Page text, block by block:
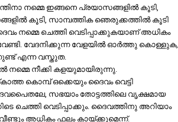
നമ്മെ ഇങ്ങനെ പ്രയാസങ്ങളിൽ കൂടി,
കൂടി, സാമ്പത്തിക ഞെരുക്കത്തിൽ കൂടി
നമ്മെ ചെത്തി വെടിപ്പാക്കുകയാണ് അധികം
വേദനിക്കുന്ന വേളയിൽ ഓർത്തു കൊള്ളുക,
എന്ന വസ്തുത.
നമ്മെ നീക്കി കളയുമായിരുന്നു.
കൊമ്പ് ഒക്കെയും ദൈവം വെട്ടി
സഭയാം തോട്ടത്തിലെ വൃക്ഷമായ
ചെത്തി വെടിപ്പാക്കും. ദൈവത്തിനു അറിയാം
വീണ്ടും അധികം ഫലം കായ്ക്കുമെന്ന്.